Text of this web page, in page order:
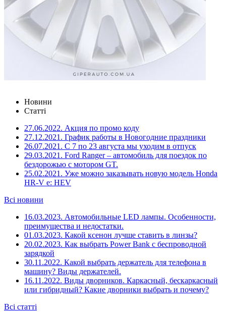
Новини
Статті
27.06.2022. Акция по промо коду
27.12.2021. График работы в Новогодние праздники
26.07.2021. С 7 по 23 августа мы уходим в отпуск
29.03.2021. Ford Ranger – автомобиль для поездок по
бездорожью с мотором GT.
25.02.2021. Уже можно заказывать новую модель Honda
HR-V e: HEV
Всі новини
16.03.2023. Автомобильные LED лампы. Особенности,
преимущества и недостатки.
01.03.2023. Какой ксенон лучше ставить в линзы?
20.02.2023. Как выбрать Power Bank с беспроводной
зарядкой
30.11.2022. Какой выбрать держатель для телефона в
машину? Виды держателей.
16.11.2022. Виды дворников. Каркасный, бескаркасный
или гибридный? Какие дворники выбрать и почему?
Всі статті